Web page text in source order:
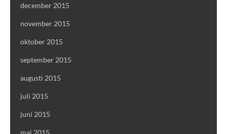
december 2015
november 2015
oktober 2015
september 2015
augusti 2015
juli 2015
juni 2015
maj 2015